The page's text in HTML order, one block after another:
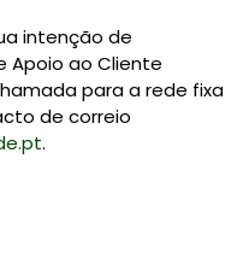
intenção de
Apoio ao Cliente
para a rede fixa
de correio
.